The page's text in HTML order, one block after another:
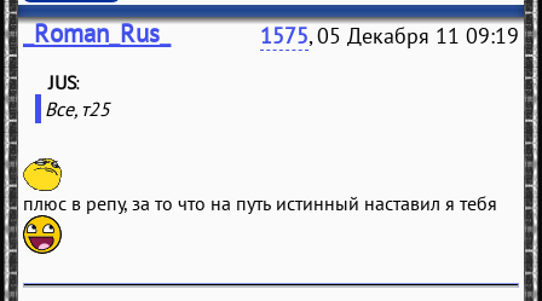
_Roman_Rus_ 1575, 05 Декабря 11 09:19
(JUS
Все, т25
плюс в репу, за то что на путь истинный наставил я тебя